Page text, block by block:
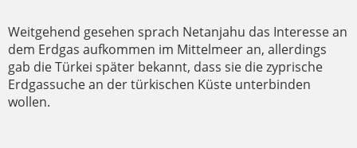
Weitgehend gesehen sprach Netanjahu das Interesse an
dem Erdgas aufkommen im Mittelmeer an, allerdings
gab die Türkei später bekannt, dass sie die zyprische
Erdgassuche an der türkischen Küste unterbinden
wollen.